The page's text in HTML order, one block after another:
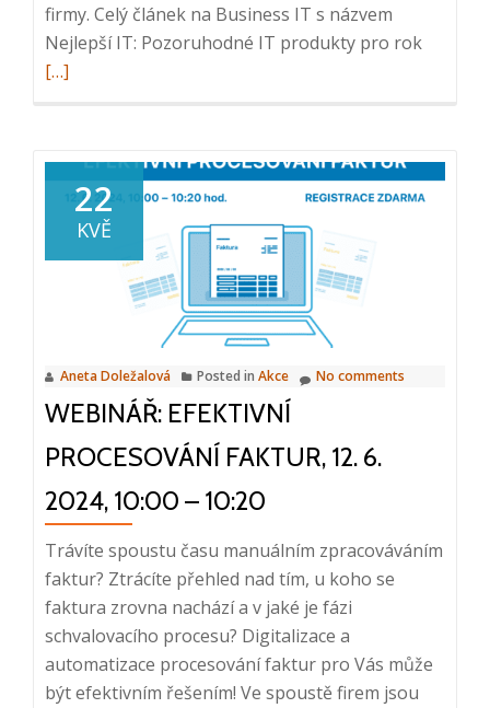
firmy. Celý článek na Business IT s názvem
Nejlepší IT: Pozoruhodné IT produkty pro rok
2024:
[…]
22
KVĚ
Aneta Doležalová Posted in Akce No comments
WEBINÁŘ: EFEKTIVNÍ
PROCESOVÁNÍ FAKTUR, 12. 6.
2024, 10:00 – 10:20
Trávíte spoustu času manuálním zpracováváním
faktur? Ztrácíte přehled nad tím, u koho se
faktura zrovna nachází a v jaké je fázi
schvalovacího procesu? Digitalizace a
automatizace procesování faktur pro Vás může
být efektivním řešením! Ve spoustě firem jsou